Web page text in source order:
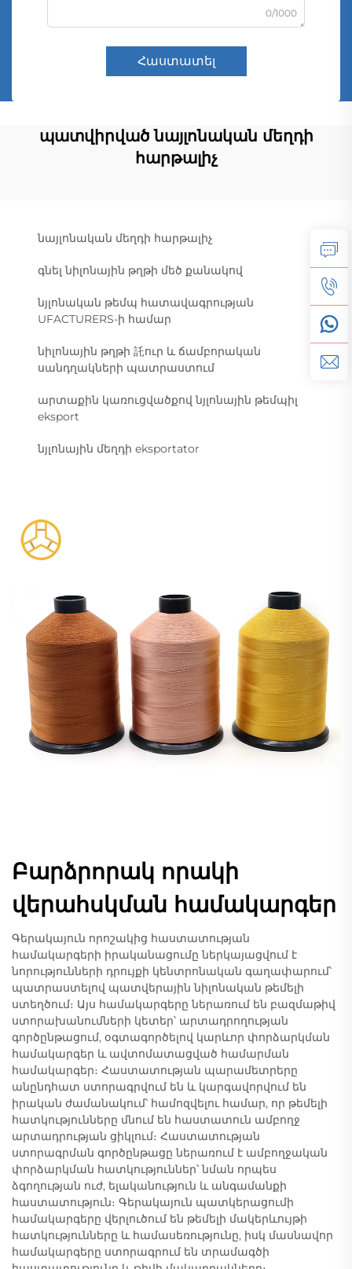
0/1000
Հաստատել
պատվիրված նայլոնական մեղդի
հարթալիչ
նայլոնական մեղդի հարթալիչ
գնել նիլոնային թղթի մեծ քանակով
նյլոնական թեմպ հատավագրության
UFACTURERS-ի համար
նիլոնային թղթի 託ուր և ճամբորական
սանդղակների պատրաստում
արտաքին կառուցվածքով նյլոնային թեմպիլ
eksport
նյլոնային մեղդի eksportator
Բարձրորակ որակի
վերահսկման համակարգեր
Գերակայուն որոշակից հաստատության
համակարգերի իրականացումը ներկայացվում է
նորությունների դրույքի կենտրոնական գաղափարում՝
պատրաստելով պատվերային նիլոնական թեմելի
ստեղծում։ Այս համակարգերը ներառում են բազմաթիվ
ստորախանումների կետեր՝ արտադրողության
գործընթացում, օգտագործելով կարևոր փորձարկման
համակարգեր և ավտոմատացված համարման
համակարգեր։ Հաստատության պարամետրերը
անընդհատ ստորագրվում են և կարգավորվում են
իրական ժամանակում՝ համոզվելու համար, որ թեմելի
հատկությունները մնում են հաստատուն ամբողջ
արտադրության ցիկլում։ Հաստատության
ստորագրման գործընթացը ներառում է ամբողջական
փորձարկման հատկություններ՝ նման որպես
ձգողության ուժ, ելականություն և անգամանքի
հաստատություն։ Գերակայուն պատկերացումի
համակարգերը վերլուծում են թեմելի մակերևույթի
հատկությունները և համասեռությունը, իսկ մասնավոր
համակարգերը ստորագրում են տրամագծի